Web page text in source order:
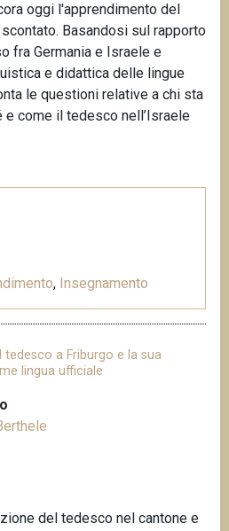
oggi l'apprendimento del
Basandosi sul rapporto
fra Germania e Israele e
e didattica delle lingue
le questioni relative a chi sta
e come il tedesco nell’Israele
, Insegnamento
a Friburgo e la sua
lingua ufficiale
del tedesco nel cantone e